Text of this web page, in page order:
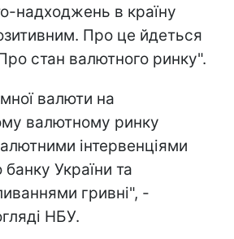
надходжень в країну
Про це йдеться
стан валютного ринку".
валюти на
валютному ринку
інтервенціями
України та
гривні", -
НБУ.